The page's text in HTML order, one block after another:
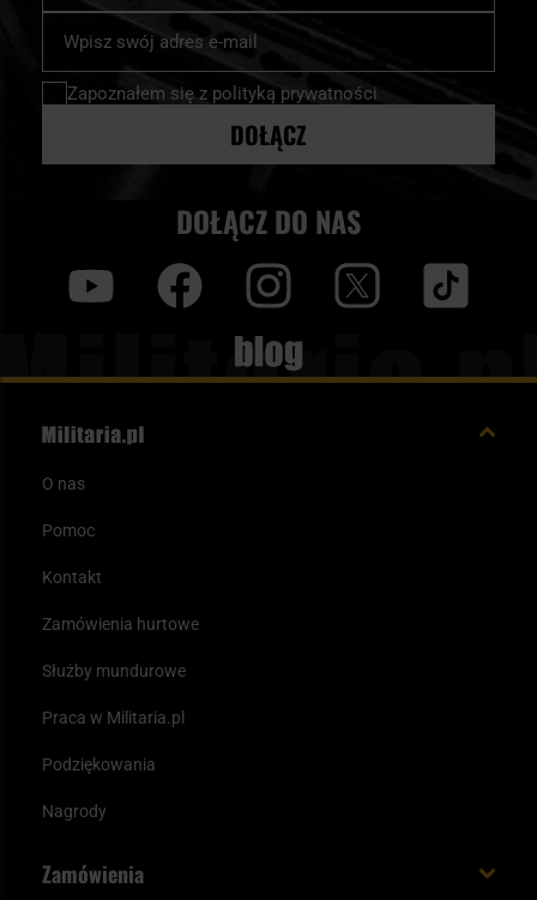
nasz
newsletter:
Zapoznałem się z polityką prywatności
DOŁĄCZ
DOŁĄCZ DO NAS
Blog
O nas
Pomoc
Kontakt
Zamówienia hurtowe
Służby mundurowe
Praca w Militaria.pl
Podziękowania
Nagrody
Zamówienia